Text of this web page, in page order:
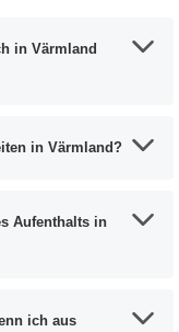
in Värmland
in Värmland?
Aufenthalts in
ich aus